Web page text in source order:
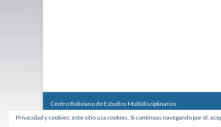
Centro Boliviano de Estudios Multidisciplinarios
Calle Macario Pinilla # 2588 esq. Av. Arce, Edificio Arcadia,
Teléfono: +591 2431818 - Celular: +591 73027636
Privacidad y cookies: este sitio usa cookies. Si continúas navegando por él,